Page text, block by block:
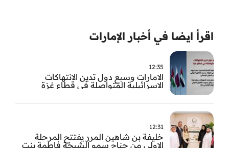
اقرأ ايضا في أخبار الإمارات
12:35
الامارات وسبع دول تدين الانتهاكات
الاسرائيلية المتواصلة في قطاع غزة
12:31
خليفة بن شاهين المرر يفتتح المرحلة
الاولى من جناح سمو الشيخة فاطمة بنت